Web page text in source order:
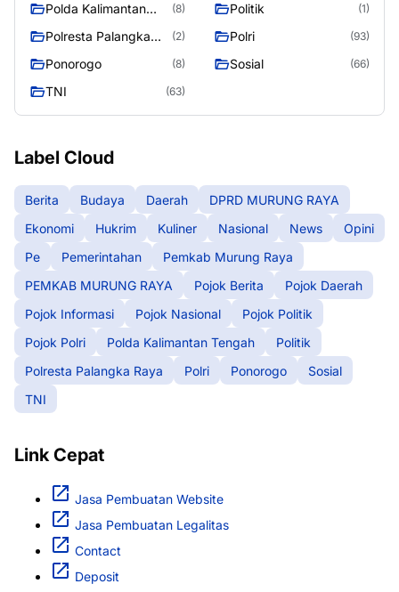
Polda Kalimantan
(8) Politik (1)
Polresta Palangka
(2) Polri (93)
Ponorogo (8) Sosial (66)
TNI (63)
Label Cloud
Berita Budaya Daerah
DPRD MURUNG RAYA
Ekonomi
Hukrim Kuliner Nasional News
Opini
Pe
Pemerintahan
Pemkab Murung Raya
PEMKAB MURUNG RAYA
Pojok Berita
Pojok Daerah
Pojok Informasi
Pojok Nasional
Pojok Politik
Pojok Polri
Polda Kalimantan Tengah
Politik
Polresta Palangka Raya
Polri Ponorogo
Sosial
TNI
Link Cepat
Jasa Pembuatan Website
Jasa Pembuatan Legalitas
Contact
Deposit